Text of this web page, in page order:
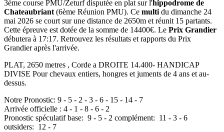
3ème course PMU/Zeturf disputée en plat sur l'hippodrome de
Chateaubriant (6ème Réunion PMU). Ce multi du dimanche 24
mai 2026 se court sur une distance de 2650m et réunit 15 partants.
Cette épreuve est dotée de la somme de 14400€. Le Prix Grandier
débutera à 17:17. Retrouvez les résultats et rapports du Prix
Grandier après l'arrivée.
PLAT, 2650 metres , Corde a DROITE 14.400- HANDICAP
DIVISE Pour chevaux entiers, hongres et juments de 4 ans et au-
dessus.
Notre Pronostic: 9 - 5 - 2 - 3 - 6 - 15 - 14 - 7
Arrivée officielle : 4 - 1 - 8 - 6 - 2
Pronostic spéculatif base: 9 - 5 - 2 complément: 11 - 3 - 6
outsiders: 12 - 7